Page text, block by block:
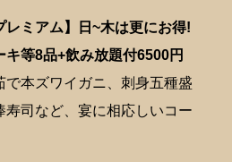
レミアム】日~木は更にお得!
等8品+飲み放題付6500円
で本ズワイガニ、刺身五種盛
寿司など、宴に相応しいコー